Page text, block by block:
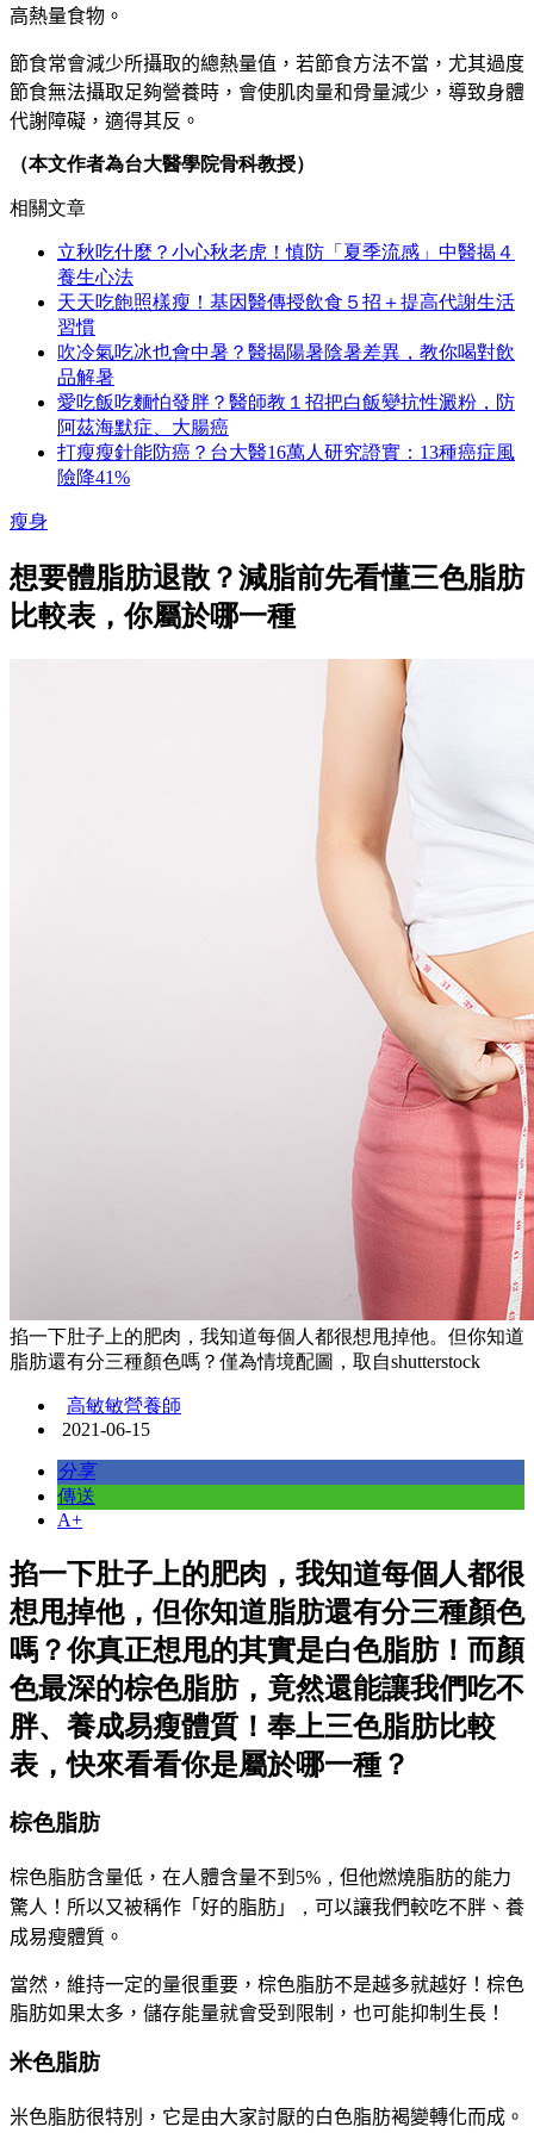
高熱量食物。
節食常會減少所攝取的總熱量值，若節食方法不當，尤其過度
節食無法攝取足夠營養時，會使肌肉量和骨量減少，導致身體
代謝障礙，適得其反。
（本文作者為台大醫學院骨科教授）
相關文章
立秋吃什麼？小心秋老虎！慎防「夏季流感」中醫揭４
養生心法
天天吃飽照樣瘦！基因醫傳授飲食５招＋提高代謝生活
習慣
吹冷氣吃冰也會中暑？醫揭陽暑陰暑差異，教你喝對飲
品解暑
愛吃飯吃麵怕發胖？醫師教１招把白飯變抗性澱粉，防
阿茲海默症、大腸癌
打瘦瘦針能防癌？台大醫16萬人研究證實：13種癌症風
險降41%
瘦身
想要體脂肪退散？減脂前先看懂三色脂肪
比較表，你屬於哪一種
掐一下肚子上的肥肉，我知道每個人都很想甩掉他。但你知道
脂肪還有分三種顏色嗎？僅為情境配圖，取自shutterstock
高敏敏營養師
2021-06-15
分享
傳送
A+
掐一下肚子上的肥肉，我知道每個人都很
想甩掉他，但你知道脂肪還有分三種顏色
嗎？你真正想甩的其實是白色脂肪！而顏
色最深的棕色脂肪，竟然還能讓我們吃不
胖、養成易瘦體質！奉上三色脂肪比較
表，快來看看你是屬於哪一種？
棕色脂肪
棕色脂肪含量低，在人體含量不到 5% ， 但他燃燒脂肪的能力
驚人！ 所以又被稱作「好的脂肪」 ， 可以讓我們較吃不胖、養
成易瘦體質 。
當然，維持一定的量很重要， 棕色脂肪不是越多就越好！ 棕色
脂肪如果太多，儲存能量就會受到限制，也可能抑制生長！
米色脂肪
米色脂肪很特別，它是由大家討厭的白色脂肪褐變轉化而成。